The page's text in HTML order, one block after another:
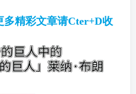
精彩文章请Cter+D收